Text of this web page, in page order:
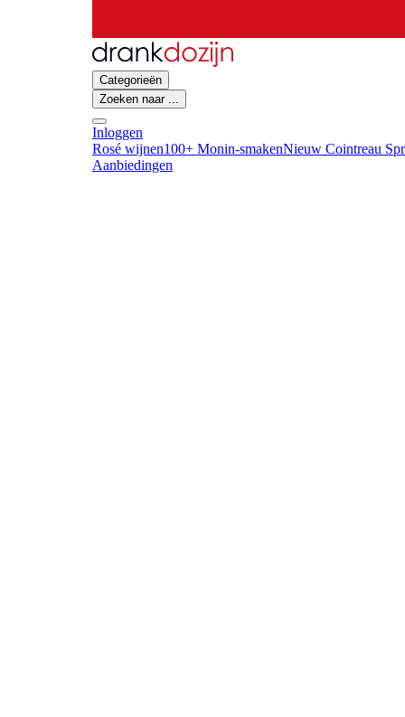
Categorieën
Zoeken naar ...
Inloggen
Rosé wijnen100+ Monin-smakenNieuw Cointreau
Aanbiedingen